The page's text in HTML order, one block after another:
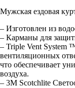
Мужская ездовая
– Изготовлен из
– Карманы для
– Triple Vent System
вентиляционных
что обеспечивает
воздуха.
– 3M Scotchlite